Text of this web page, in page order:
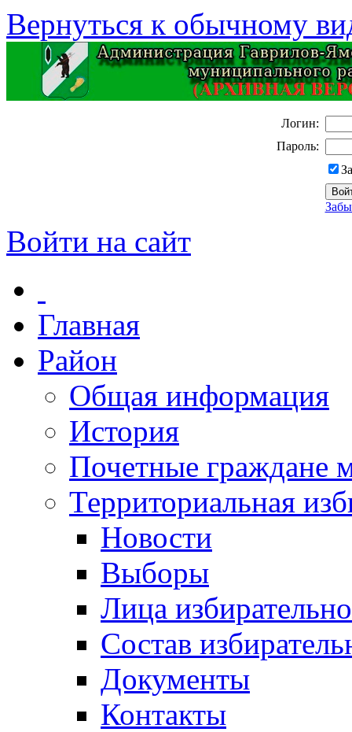
Вернуться к обычному
Логин:
Пароль:
Войти на сайт
Главная
Район
Общая информация
История
Почетные граждане
Территориальная
Новости
Выборы
Лица
Состав
Документы
Контакты